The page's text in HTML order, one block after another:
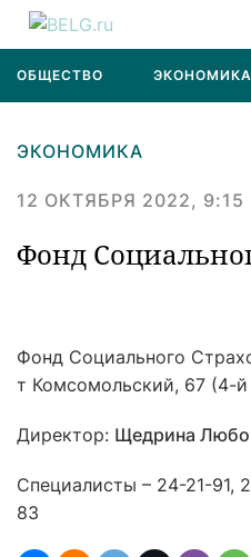
ОБЩЕСТВО ЭКОНОМИКА
ЭКОНОМИКА
12 ОКТЯБРЯ 2022, 9:15
Фонд
Фонд Социального
т Комсомольский, 67 (4-й
Директор: Щедрина
Специалисты – 24-21-91,
83